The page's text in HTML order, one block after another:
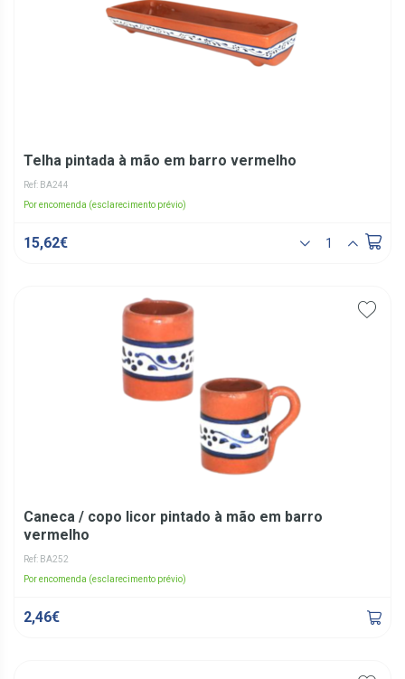
Telha pintada à mão em barro vermelho
Ref: BA244
Por encomenda (esclarecimento prévio)
15,62€
Caneca / copo licor pintado à mão em barro
vermelho
Ref: BA252
Por encomenda (esclarecimento prévio)
2,46€